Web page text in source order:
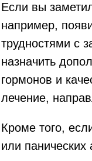
Если вы
например,
трудностями с
назначить
гормонов и
лечение,
Кроме того,
или панических